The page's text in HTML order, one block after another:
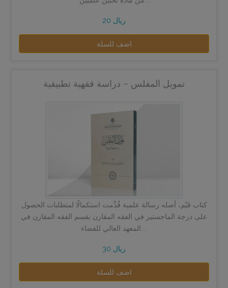
20 ريال
اضف للسلة
تمويل المفلس – دراسة فقهية تطبيقية
كتاب قيّم، أصله رسالة علمية قُدِّمت استكمالًا لمتطلبات الحصول
على درجة الماجستير في الفقه المقارن بقسم الفقه المقارن في
30 ريال
اضف للسلة